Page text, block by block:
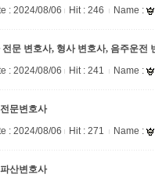
: 2024/08/06 Hit : 246 Name :
전문 변호사, 형사 변호사, 음주운전
: 2024/08/06 Hit : 241 Name :
문변호사
: 2024/08/06 Hit : 271 Name :
산변호사